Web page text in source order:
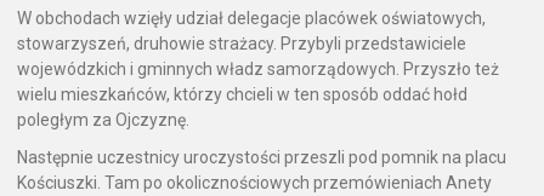
W obchodach wzięły udział delegacje placówek oświatowych,
stowarzyszeń, druhowie strażacy. Przybyli przedstawiciele
wojewódzkich i gminnych władz samorządowych. Przyszło też
wielu mieszkańców, którzy chcieli w ten sposób oddać hołd
poległym za Ojczyznę.
Następnie uczestnicy uroczystości przeszli pod pomnik na placu
Kościuszki. Tam po okolicznościowych przemówieniach Anety